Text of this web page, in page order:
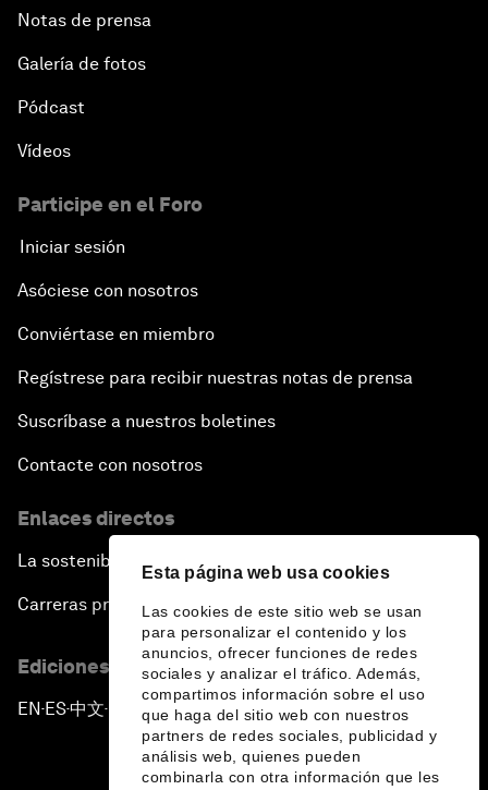
Esta página web usa cookies
Las cookies de este sitio web se usan
para personalizar el contenido y los
anuncios, ofrecer funciones de redes
sociales y analizar el tráfico. Además,
compartimos información sobre el uso
que haga del sitio web con nuestros
partners de redes sociales, publicidad y
análisis web, quienes pueden
combinarla con otra información que les
Notas de prensa
Galería de fotos
Pódcast
Vídeos
Participe en el Foro
Iniciar sesión
Asóciese con nosotros
Conviértase en miembro
Regístrese para recibir nuestras notas de prensa
Suscríbase a nuestros boletines
Contacte con nosotros
Enlaces directos
La sostenibilidad en el Foro
Carreras profesionales
Ediciones en otros idiomas
EN ▪ ES▪中文▪ 日本語